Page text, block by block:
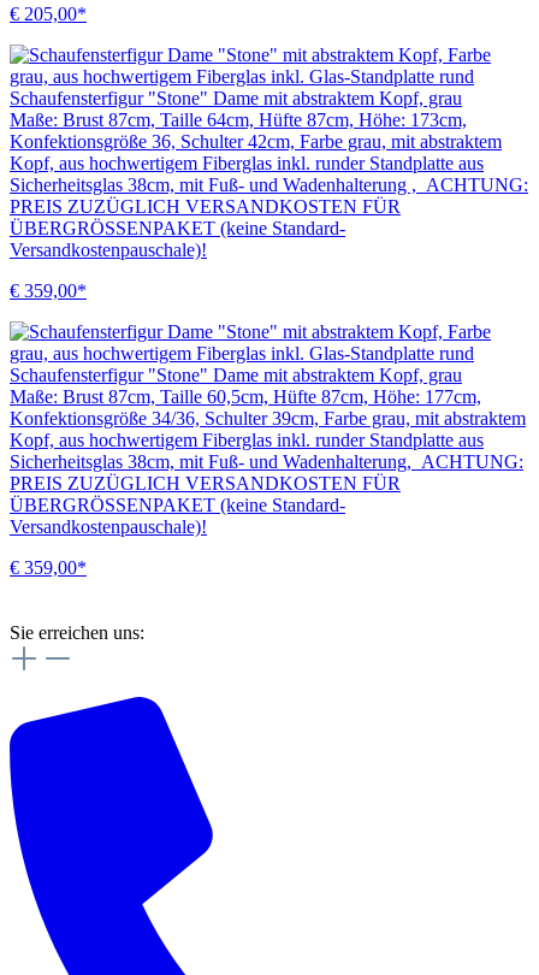
€ 205,00*
Schaufensterfigur "Stone" Dame mit abstraktem Kopf, grau
Maße: Brust 87cm, Taille 64cm, Hüfte 87cm, Höhe: 173cm,
Konfektionsgröße 36, Schulter 42cm, Farbe grau, mit abstraktem
Kopf, aus hochwertigem Fiberglas inkl. runder Standplatte aus
Sicherheitsglas 38cm, mit Fuß- und Wadenhalterung , ACHTUNG:
PREIS ZUZÜGLICH VERSANDKOSTEN FÜR
ÜBERGRÖSSENPAKET (keine Standard-
Versandkostenpauschale)!
€ 359,00*
Schaufensterfigur "Stone" Dame mit abstraktem Kopf, grau
Maße: Brust 87cm, Taille 60,5cm, Hüfte 87cm, Höhe: 177cm,
Konfektionsgröße 34/36, Schulter 39cm, Farbe grau, mit abstraktem
Kopf, aus hochwertigem Fiberglas inkl. runder Standplatte aus
Sicherheitsglas 38cm, mit Fuß- und Wadenhalterung, ACHTUNG:
PREIS ZUZÜGLICH VERSANDKOSTEN FÜR
ÜBERGRÖSSENPAKET (keine Standard-
Versandkostenpauschale)!
€ 359,00*
Sie erreichen uns: